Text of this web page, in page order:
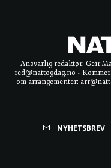
Ansvarlig redaktør: Geir
red@nattogdag.no •
om arrangementer:
NYHETSBREV